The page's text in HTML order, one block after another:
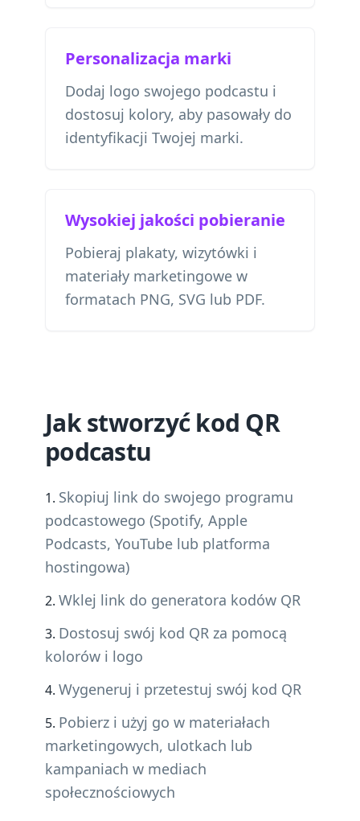
Personalizacja marki
Dodaj logo swojego podcastu i
dostosuj kolory, aby pasowały do
identyfikacji Twojej marki.
Wysokiej jakości pobieranie
Pobieraj plakaty, wizytówki i
materiały marketingowe w
formatach PNG, SVG lub PDF.
Jak stworzyć kod QR
podcastu
Skopiuj link do swojego programu
podcastowego (Spotify, Apple
Podcasts, YouTube lub platforma
hostingowa)
Wklej link do generatora kodów QR
Dostosuj swój kod QR za pomocą
kolorów i logo
Wygeneruj i przetestuj swój kod QR
Pobierz i użyj go w materiałach
marketingowych, ulotkach lub
kampaniach w mediach
społecznościowych